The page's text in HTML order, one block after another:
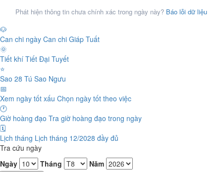
Phát hiện thông tin chưa chính xác trong ngày này? Báo lỗi dữ liệu
🐶
Can chi ngày Can chi Giáp Tuất
🌞
Tiết khí Tiết Đại Tuyết
⭐
Sao 28 Tú Sao Ngưu
📅
Xem ngày tốt xấu Chọn ngày tốt theo việc
🕐
Giờ hoàng đạo Tra giờ hoàng đạo trong ngày
🗓️
Lịch tháng Lịch tháng 12/2028 đầy đủ
Tra cứu ngày
Ngày
Tháng
Năm